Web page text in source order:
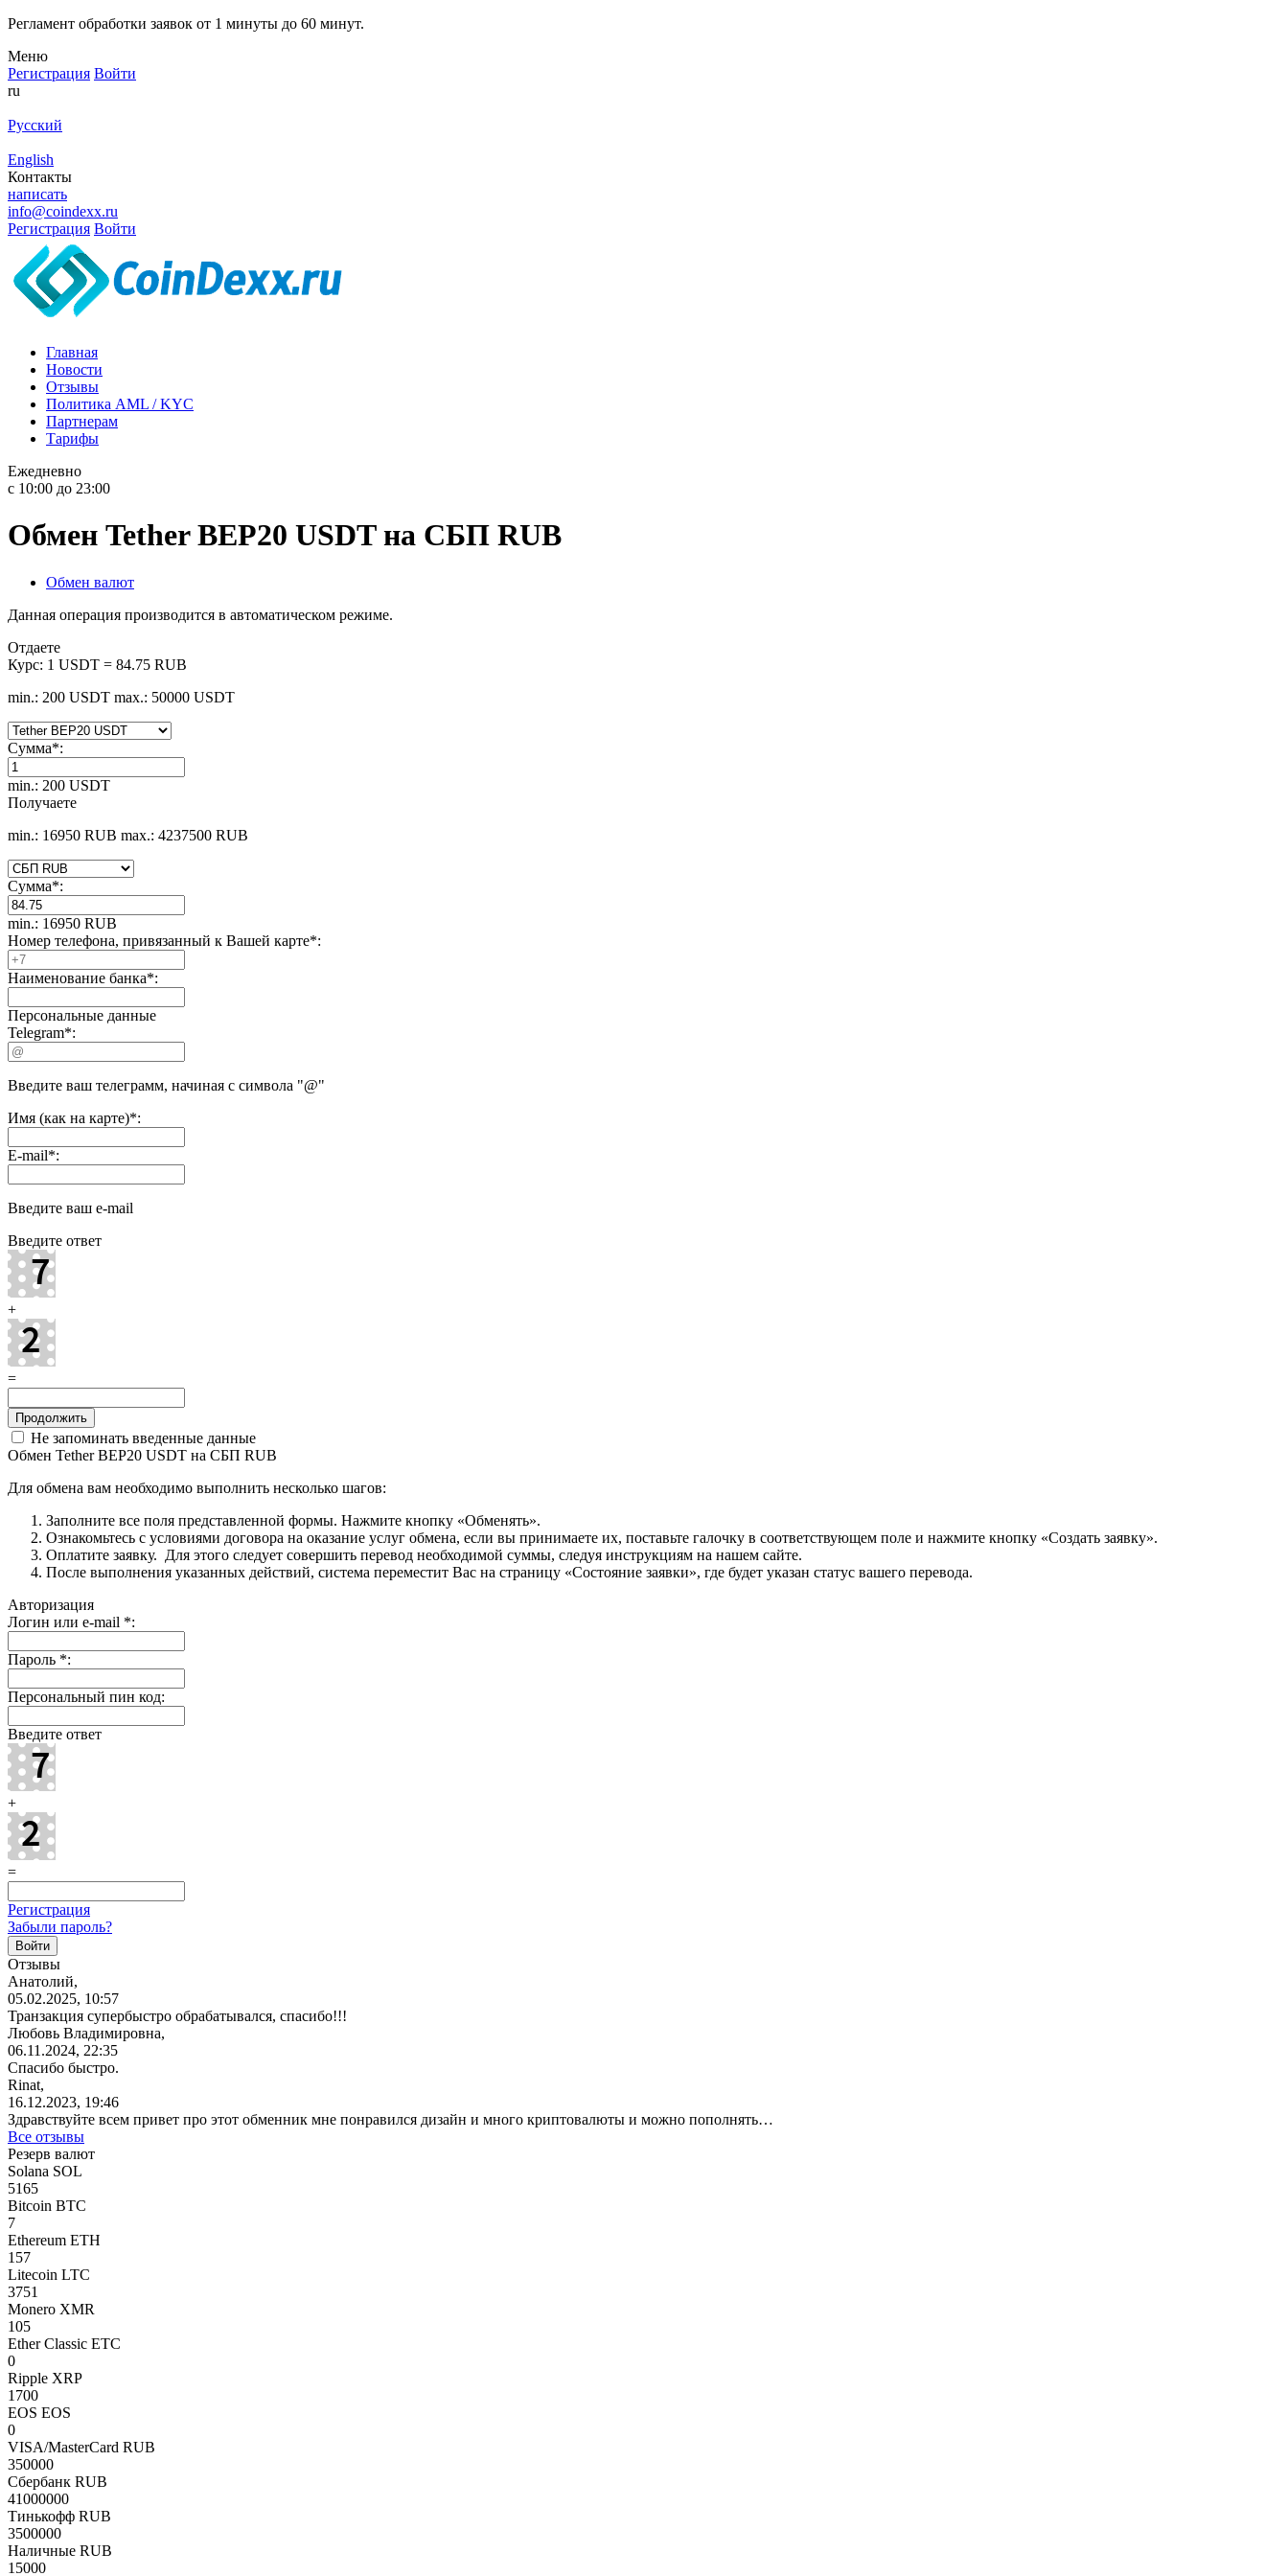
Регламент обработки заявок от 1 минуты до 60 минут.
Меню
Регистрация Войти
ru
Русский
English
Контакты
написать
info@coindexx.ru
Регистрация Войти
Главная
Новости
Отзывы
Политика AML / KYC
Партнерам
Тарифы
Ежедневно
с 10:00 до 23:00
Обмен Tether BEP20 USDT на СБП RUB
Обмен валют
Данная операция производится в автоматическом режиме.
Отдаете
Курс: 1 USDT = 84.75 RUB
min.: 200 USDT max.: 50000 USDT
Сумма*:
min.: 200 USDT
Получаете
min.: 16950 RUB max.: 4237500 RUB
Сумма*:
min.: 16950 RUB
Номер телефона, привязанный к Вашей карте*:
Наименование банка*:
Персональные данные
Telegram*:
Введите ваш телеграмм, начиная с символа "@"
Имя (как на карте)*:
E-mail*:
Введите ваш e-mail
Введите ответ
+
=
Не запоминать введенные данные
Обмен Tether BEP20 USDT на СБП RUB
Для обмена вам необходимо выполнить несколько шагов:
Заполните все поля представленной формы. Нажмите кнопку «Обменять».
Ознакомьтесь с условиями договора на оказание услуг обмена, если вы принимаете их, поставьте галочку в соответствующем поле и нажмите кнопку «Создать заявку».
Оплатите заявку. Для этого следует совершить перевод необходимой суммы, следуя инструкциям на нашем сайте.
После выполнения указанных действий, система переместит Вас на страницу «Состояние заявки», где будет указан статус вашего перевода.
Авторизация
Логин или e-mail *:
Пароль *:
Персональный пин код:
Введите ответ
+
=
Регистрация
Забыли пароль?
Отзывы
Анатолий,
05.02.2025, 10:57
Транзакция супербыстро обрабатывался, спасибо!!!
Любовь Владимировна,
06.11.2024, 22:35
Спасибо быстро.
Rinat,
16.12.2023, 19:46
Здравствуйте всем привет про этот обменник мне понравился дизайн и много криптовалюты и можно пополнять…
Все отзывы
Резерв валют
Solana SOL
5165
Bitcoin BTC
7
Ethereum ETH
157
Litecoin LTC
3751
Monero XMR
105
Ether Classic ETC
0
Ripple XRP
1700
EOS EOS
0
VISA/MasterCard RUB
350000
Сбербанк RUB
41000000
Тинькофф RUB
3500000
Наличные RUB
15000